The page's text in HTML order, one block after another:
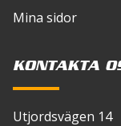
Mina sidor
KONTAKTA
Utjordsvägen 14